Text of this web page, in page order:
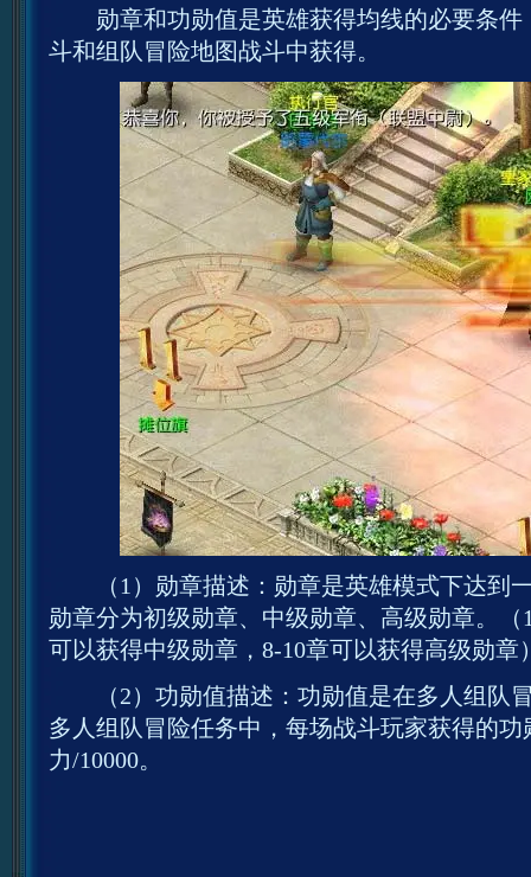
勋章和功勋值是英雄获得均线的必要条件
斗和组队冒险地图战斗中获得。
（1）勋章描述：勋章是英雄模式下达到
勋章分为初级勋章、中级勋章、高级勋章。
可以获得中级勋章，8-10章可以获得高级勋章
（2）功勋值描述：功勋值是在多人组队
多人组队冒险任务中，每场战斗玩家获得的
力/10000。